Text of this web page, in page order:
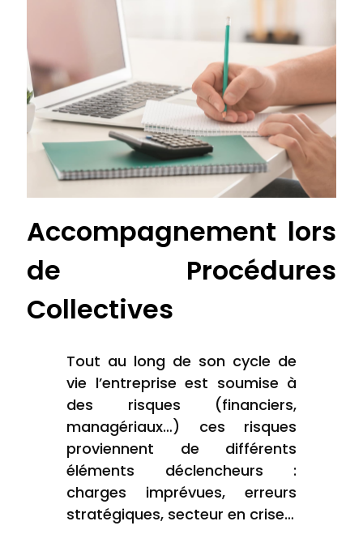
Accompagnement lors
de Procédures
Collectives
Tout au long de son cycle de
vie l’entreprise est soumise à
des risques (financiers,
managériaux…) ces risques
proviennent de différents
éléments déclencheurs :
charges imprévues, erreurs
stratégiques, secteur en crise…